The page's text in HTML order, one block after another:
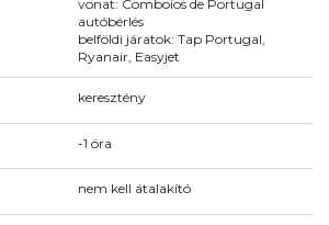
vonat: Comboios de Portugal
autóbérlés
belföldi járatok: Tap Portugal,
Ryanair, Easyjet
keresztény
-1 óra
nem kell átalakító